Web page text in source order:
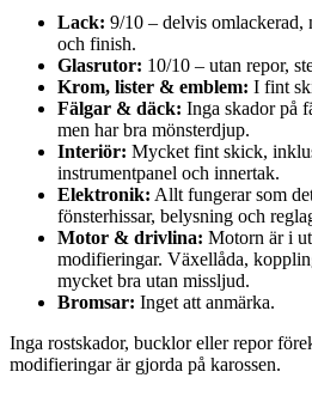
Lack: 9/10 – delvis omlackerad,
och finish.
Glasrutor: 10/10 – utan repor,
Krom, lister & emblem: I fint
Fälgar & däck: Inga skador på
men har bra mönsterdjup.
Interiör: Mycket fint skick,
instrumentpanel och innertak.
Elektronik: Allt fungerar som
fönsterhissar, belysning och
Motor & drivlina: Motorn är i
modifieringar. Växellåda,
mycket bra utan missljud.
Bromsar: Inget att anmärka.
Inga rostskador, bucklor eller repor
modifieringar är gjorda på karossen.